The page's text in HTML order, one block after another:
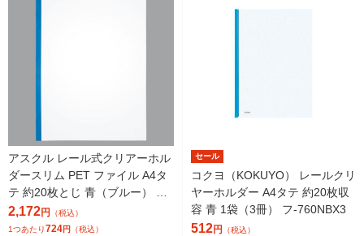
アスクル レール式クリアーホル
ダースリム PET ファイル A4タ
テ 約20枚とじ 青（ブルー） 3
袋（30冊） オリジナル
2,172円 （税込）
1つあたり724円 （税込）
セール
コクヨ（KOKUYO） レールクリ
ヤーホルダー A4タテ 約20枚収
容 青 1袋（3冊） フ-760NBX3
512円 （税込）